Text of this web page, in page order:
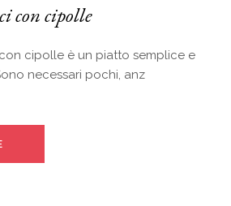
con cipolle
cipolle è un piatto semplice e
necessari pochi, anz